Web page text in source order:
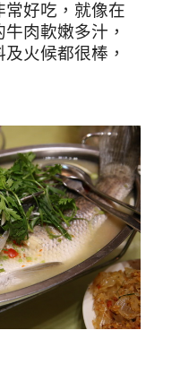
好吃，就像在
肉軟嫩多汁，
火候都很棒，